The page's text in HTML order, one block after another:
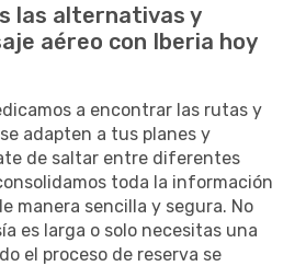
las alternativas y
aéreo con Iberia hoy
a encontrar las rutas y
adapten a tus planes y
de saltar entre diferentes
toda la información
manera sencilla y segura. No
es larga o solo necesitas una
el proceso de reserva se